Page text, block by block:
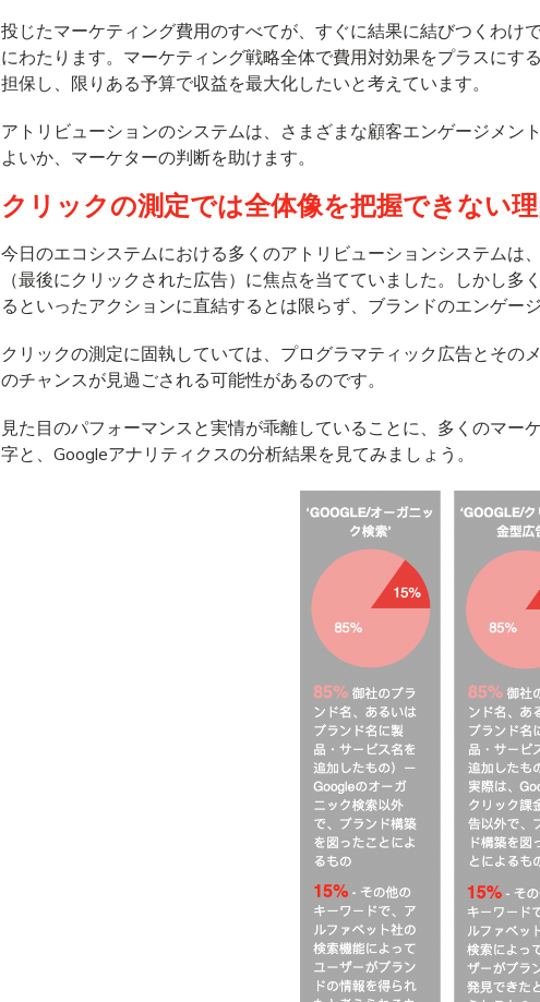
投じたマーケティング費用のすべてが、すぐに結果に結びつくわけ
にわたります。マーケティング戦略全体で費用対効果をプラスにす
担保し、限りある予算で収益を最大化したいと考えています。
アトリビューションのシステムは、さまざまな顧客エンゲージメン
よいか、マーケターの判断を助けます。
クリックの測定では全体像を把握できない
今日のエコシステムにおける多くのアトリビューションシステムは
（最後にクリックされた広告）に焦点を当てていました。しかし
るといったアクションに直結するとは限らず、ブランドのエンゲー
クリックの測定に固執していては、プログラマティック広告とその
のチャンスが見過ごされる可能性があるのです。
見た目のパフォーマンスと実情が乖離していることに、多くのマー
字と、Googleアナリティクスの分析結果を見てみましょう。